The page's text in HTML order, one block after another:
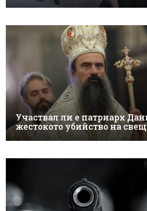
Участвал ли е патриарх
жестокото убийство на